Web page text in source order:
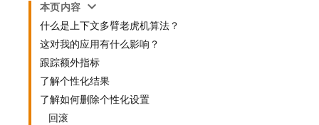
本页内容
什么是上下文多臂老虎机算法？
这对我的应用有什么影响？
跟踪额外指标
了解个性化结果
了解如何删除个性化设置
回滚